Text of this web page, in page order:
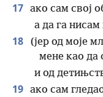
17 ако сам свој
а да га
18
(јер од моје
мене као да
и од
19 ако сам